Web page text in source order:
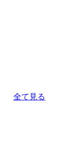
全て見る